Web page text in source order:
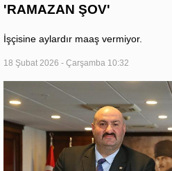
'RAMAZAN ŞOV'
İşçisine aylardır maaş vermiyor.
18 Şubat 2026 - Çarşamba 10:32